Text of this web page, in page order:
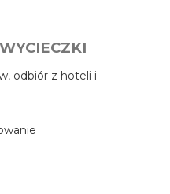
odbiór z hoteli i